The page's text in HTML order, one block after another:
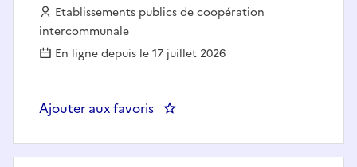
Employeur :
Etablissements publics de coopération
intercommunale
En ligne depuis le 17 juillet 2026
Ajouter aux favoris : Chef de projet